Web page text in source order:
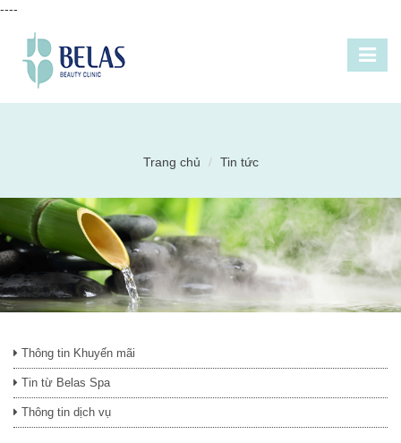
----
Trang chủ Tin tức
Thông tin Khuyến mãi
Tin từ Belas Spa
Thông tin dịch vụ